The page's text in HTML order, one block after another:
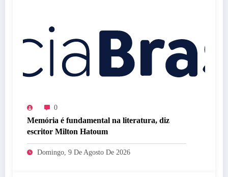
0
Memória é fundamental na literatura, diz
escritor Milton Hatoum
Domingo, 9 De Agosto De 2026